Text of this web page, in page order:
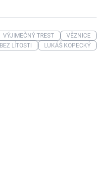
VÝJIMEČNÝ TREST
VĚZNICE
BEZ LÍTOSTI LUKÁŠ KOPECKÝ